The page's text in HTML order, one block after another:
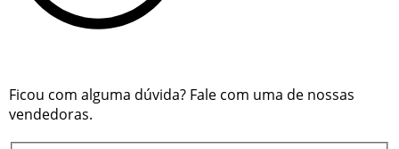
Ficou com alguma dúvida? Fale com uma de nossas
vendedoras.